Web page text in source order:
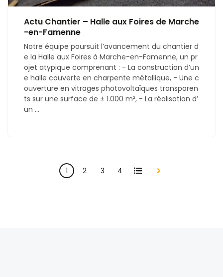
Actu Chantier – Halle aux Foires de Marche
-en-Famenne
Notre équipe poursuit l’avancement du chantier d
e la Halle aux Foires à Marche-en-Famenne, un pr
ojet atypique comprenant : - La construction d’un
e halle couverte en charpente métallique, - Une c
ouverture en vitrages photovoltaïques transparen
ts sur une surface de ± 1.000 m², - La réalisation d’
un ...
1 2 3 4 All Suiv.